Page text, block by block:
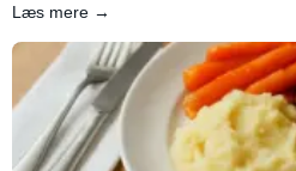
Læs mere →